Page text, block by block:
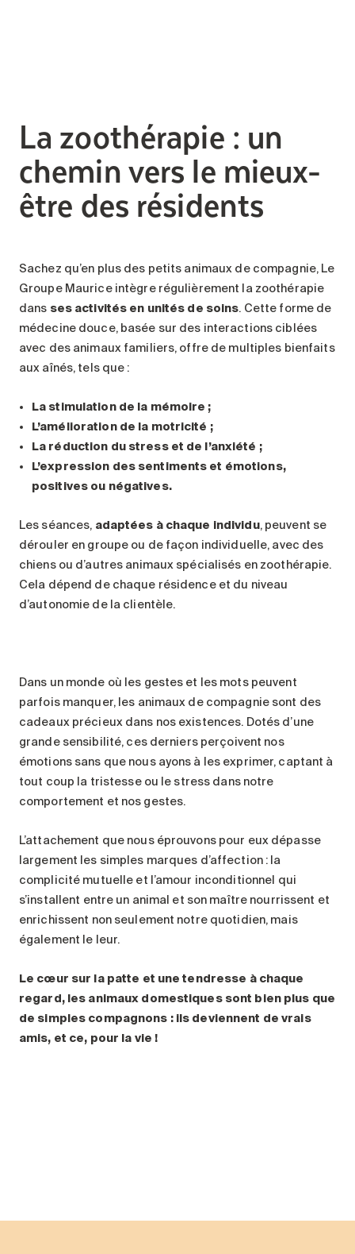
La zoothérapie : un
chemin vers le mieux-
être des résidents
Sachez qu’en plus des petits animaux de compagnie, Le
Groupe Maurice intègre régulièrement la zoothérapie
dans ses activités en unités de soins. Cette forme de
médecine douce, basée sur des interactions ciblées
avec des animaux familiers, offre de multiples bienfaits
aux aînés, tels que :
La stimulation de la mémoire ;
L’amélioration de la motricité ;
La réduction du stress et de l’anxiété ;
L’expression des sentiments et émotions,
positives ou négatives.
Les séances, adaptées à chaque individu, peuvent se
dérouler en groupe ou de façon individuelle, avec des
chiens ou d’autres animaux spécialisés en zoothérapie.
Cela dépend de chaque résidence et du niveau
d’autonomie de la clientèle.
Dans un monde où les gestes et les mots peuvent
parfois manquer, les animaux de compagnie sont des
cadeaux précieux dans nos existences. Dotés d’une
grande sensibilité, ces derniers perçoivent nos
émotions sans que nous ayons à les exprimer, captant à
tout coup la tristesse ou le stress dans notre
comportement et nos gestes.
L’attachement que nous éprouvons pour eux dépasse
largement les simples marques d’affection : la
complicité mutuelle et l’amour inconditionnel qui
s’installent entre un animal et son maître nourrissent et
enrichissent non seulement notre quotidien, mais
également le leur.
Le cœur sur la patte et une tendresse à chaque
regard, les animaux domestiques sont bien plus que
de simples compagnons : ils deviennent de vrais
amis, et ce, pour la vie !